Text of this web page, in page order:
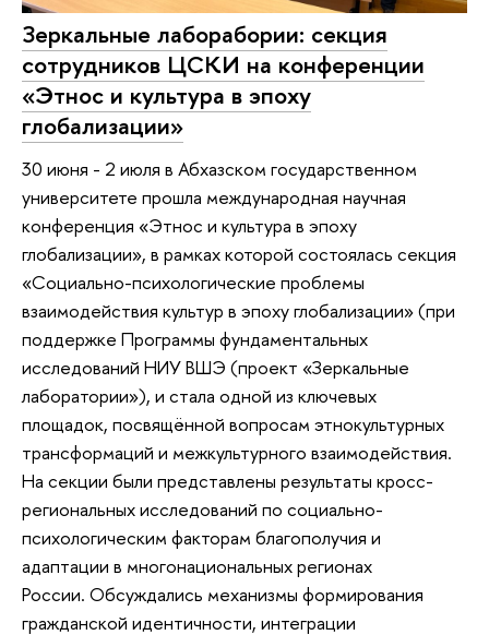
Зеркальные лаборабории: секция
сотрудников ЦСКИ на конференции
«Этнос и культура в эпоху
глобализации»
30 июня - 2 июля в Абхазском государственном
университете прошла международная научная
конференция «Этнос и культура в эпоху
глобализации», в рамках которой состоялась секция
«Социально-психологические проблемы
взаимодействия культур в эпоху глобализации» (при
поддержке Программы фундаментальных
исследований НИУ ВШЭ (проект «Зеркальные
лаборатории»), и стала одной из ключевых
площадок, посвящённой вопросам этнокультурных
трансформаций и межкультурного взаимодействия.
На секции были представлены результаты кросс-
региональных исследований по социально-
психологическим факторам благополучия и
адаптации в многонациональных регионах
России. Обсуждались механизмы формирования
гражданской идентичности, интеграции